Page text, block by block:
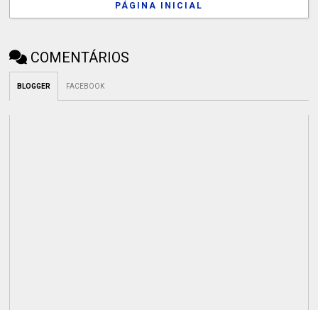
PÁGINA INICIAL
COMENTÁRIOS
BLOGGER FACEBOOK